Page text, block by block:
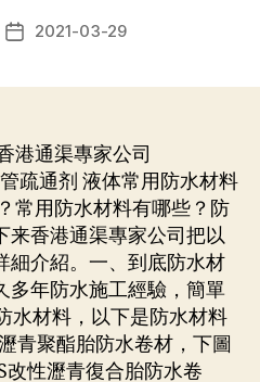
发 2021-03-29
港通渠專家公司
疏通剂 液体常用防水材料
常用防水材料有哪些？防
来香港通渠專家公司把以
細介紹。一、到底防水材
多年防水施工經驗，簡單
水材料，以下是防水材料
青聚酯胎防水卷材，下圖
改性瀝青復合胎防水卷